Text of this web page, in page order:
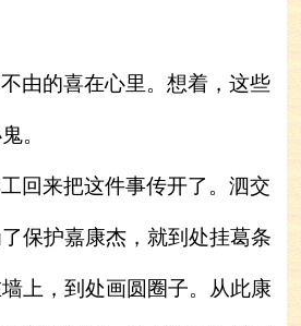
由的喜在心里。想着，这些
。
回来把这件事传开了。泗交
保护嘉康杰，就到处挂葛条
上，到处画圆圈子。从此康